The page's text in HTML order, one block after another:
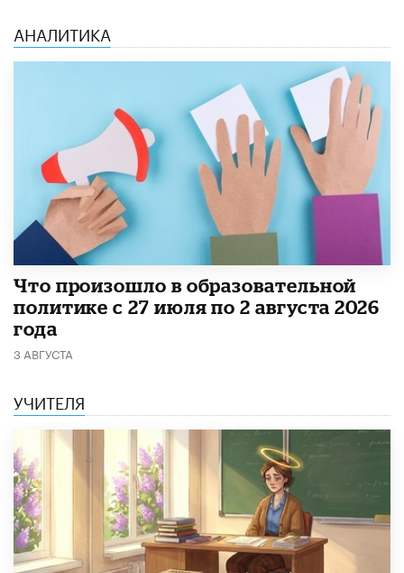
АНАЛИТИКА
​Что произошло в образовательной
политике с 27 июля по 2 августа 2026
года
3 АВГУСТА
УЧИТЕЛЯ